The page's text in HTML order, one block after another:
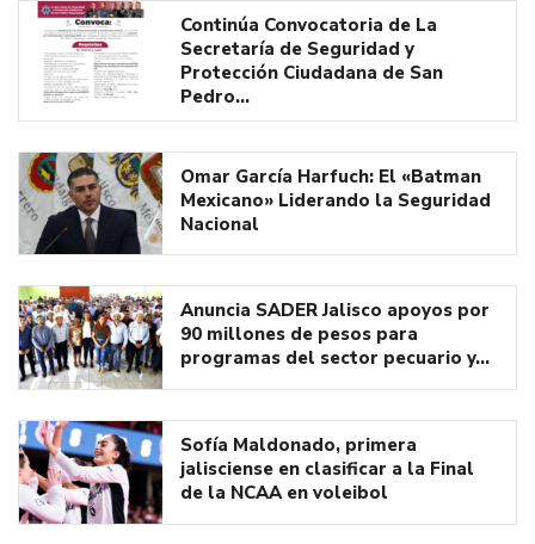
Continúa Convocatoria de La
Secretaría de Seguridad y
Protección Ciudadana de San
Pedro…
Omar García Harfuch: El «Batman
Mexicano» Liderando la Seguridad
Nacional
Anuncia SADER Jalisco apoyos por
90 millones de pesos para
programas del sector pecuario y…
Sofía Maldonado, primera
jalisciense en clasificar a la Final
de la NCAA en voleibol